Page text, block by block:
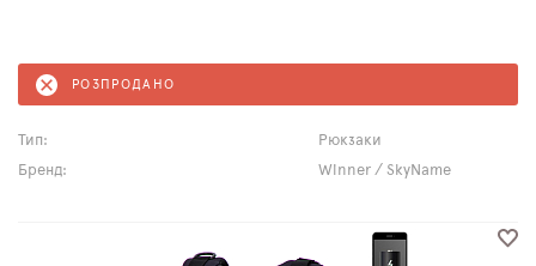
РОЗПРОДАНО
Тип:
Рюкзаки
Бренд:
Winner / SkyName